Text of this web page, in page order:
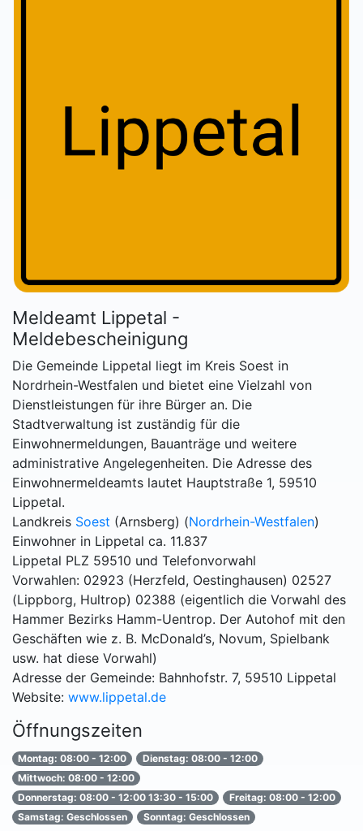
Meldeamt Lippetal -
Meldebescheinigung
Die Gemeinde Lippetal liegt im Kreis Soest in
Nordrhein-Westfalen und bietet eine Vielzahl von
Dienstleistungen für ihre Bürger an. Die
Stadtverwaltung ist zuständig für die
Einwohnermeldungen, Bauanträge und weitere
administrative Angelegenheiten. Die Adresse des
Einwohnermeldeamts lautet Hauptstraße 1, 59510
Lippetal.
Landkreis Soest (Arnsberg) (Nordrhein-Westfalen)
Einwohner in Lippetal ca. 11.837
Lippetal PLZ 59510 und Telefonvorwahl
Vorwahlen: 02923 (Herzfeld, Oestinghausen) 02527
(Lippborg, Hultrop) 02388 (eigentlich die Vorwahl des
Hammer Bezirks Hamm-Uentrop. Der Autohof mit den
Geschäften wie z. B. McDonald’s, Novum, Spielbank
usw. hat diese Vorwahl)
Adresse der Gemeinde: Bahnhofstr. 7, 59510 Lippetal
Website: www.lippetal.de
Öffnungszeiten
Montag: 08:00 - 12:00
Dienstag: 08:00 - 12:00
Mittwoch: 08:00 - 12:00
Donnerstag: 08:00 - 12:00 13:30 - 15:00
Freitag: 08:00 - 12:00
Samstag: Geschlossen
Sonntag: Geschlossen